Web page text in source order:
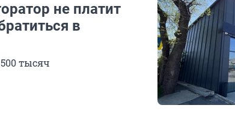
не платит
в
тысяч